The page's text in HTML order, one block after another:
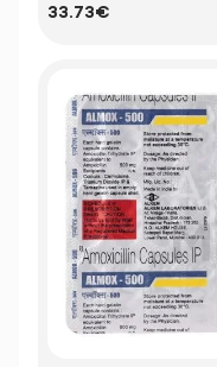
33.73€